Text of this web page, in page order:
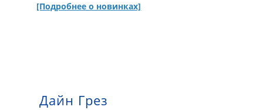
[Подробнее о новинках]
Дайн Грез